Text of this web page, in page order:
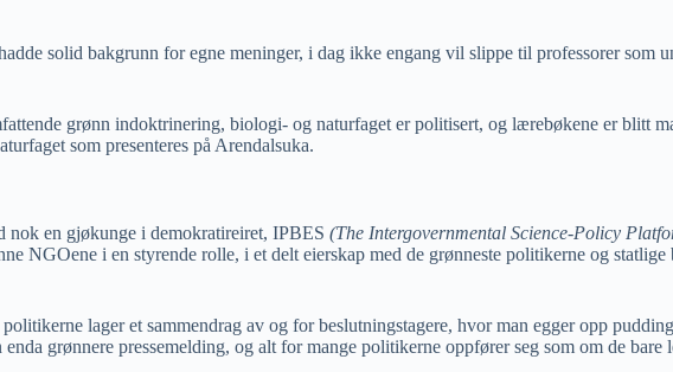
solid bakgrunn for egne meninger, i dag ikke engang vil slippe til professorer som
grønn indoktrinering, biologi- og naturfaget er politisert, og lærebøkene er blitt
som presenteres på Arendalsuka.
nok en gjøkunge i demokratireiret, IPBES (The Intergovernmental Science-Policy
NGOene i en styrende rolle, i et delt eierskap med de grønneste politikerne og
lager et sammendrag av og for beslutningstagere, hvor man egger opp
grønnere pressemelding, og alt for mange politikerne oppfører seg som om de bare